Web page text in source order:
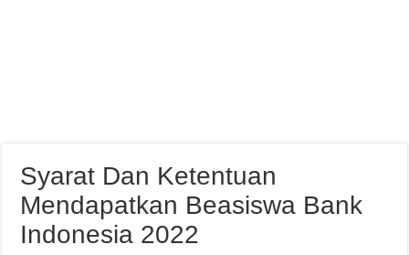
Syarat Dan Ketentuan
Mendapatkan Beasiswa Bank
Indonesia 2022